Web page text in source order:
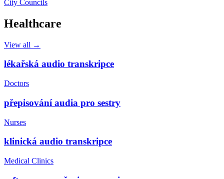
City Councils
Healthcare
View all →
lékařská audio transkripce
Doctors
přepisování audia pro sestry
Nurses
klinická audio transkripce
Medical Clinics